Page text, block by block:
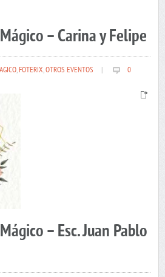
– Carina y Felipe
,FOTERIX,OTROS EVENTOS 0
– Esc. Juan Pablo